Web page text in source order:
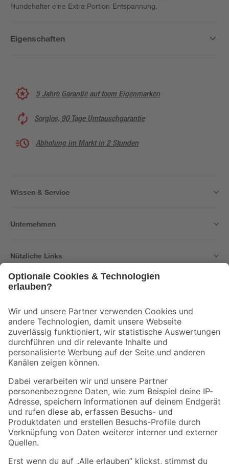
Hundehalter eine Extra Portion Entspannung.
Eigenschaften
5 Jahre Garantie auf toom Eigenmarken
Sorglos, 90 Tage Umtauschgarantie
Abholung im Markt in 2 Stunden
Wissen & Service
Unternehmen
Nützliche Links
Der toom Newsletter: Keine Angebote und Aktionen mehr verpassen!
Zur Newsletter Anmeldung
Folge uns
Zahlungsarten Versandarten
Sicher einkaufen